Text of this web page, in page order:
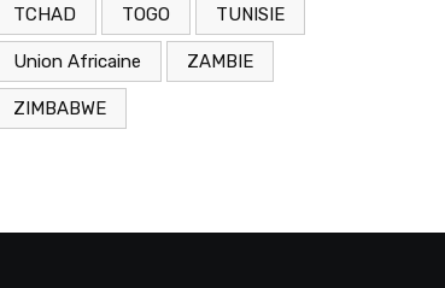
TCHAD TOGO TUNISIE
Union Africaine ZAMBIE
ZIMBABWE